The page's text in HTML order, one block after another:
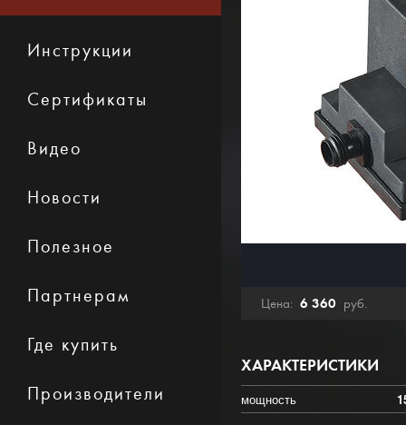
Цена: 6 360 руб.
ХАРАКТЕРИСТИКИ
мощность
Инструкции
Сертификаты
Видео
Новости
Полезное
Партнерам
Где купить
Производители